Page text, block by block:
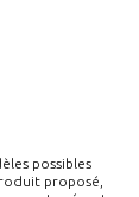
possibles
proposé,